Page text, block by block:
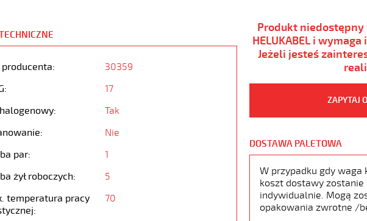
producenta:
30359
17
Tak
Nie
par:
1
żył roboczych:
5
temperatura pracy
70
Produkt
HELUKABEL i
Jeżeli jesteś
ZAPYTAJ
DOSTAWA PALETOWA
W przypadku gdy waga
koszt dostawy zostanie
indywidualnie. Mogą
opakowania zwrotne /